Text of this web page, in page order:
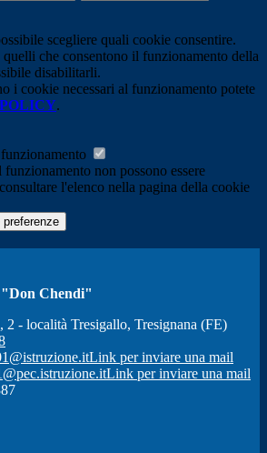
scegliere quali cookie consentire.
quelli che consentono il funzionamento della
disabilitarli.
i cookie necessari al funzionamento potete
.
non possono essere
l'elenco nella pagina della cookie
Chendi"
2 - località Tresigallo, Tresignana (FE)
Link per inviare una mail
Link per inviare una mail